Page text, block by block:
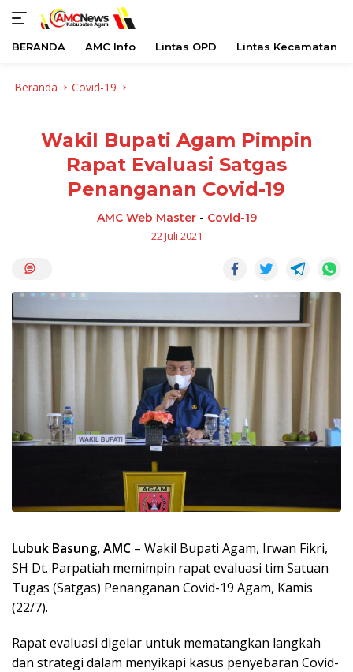
BERANDA AMC Info Lintas OPD Lintas Kecamatan
Beranda Covid-19
Wakil Bupati Agam Pimpin
Rapat Evaluasi Satgas
Penanganan Covid-19
AMC Web Master- Covid-19
22 Juli 2021
Lubuk Basung, AMC – Wakil Bupati Agam, Irwan Fikri,
SH Dt. Parpatiah memimpin rapat evaluasi tim Satuan
Tugas (Satgas) Penanganan Covid-19 Agam, Kamis
(22/7).
Rapat evaluasi digelar untuk mematangkan langkah
dan strategi dalam menyikapi kasus penyebaran Covid-